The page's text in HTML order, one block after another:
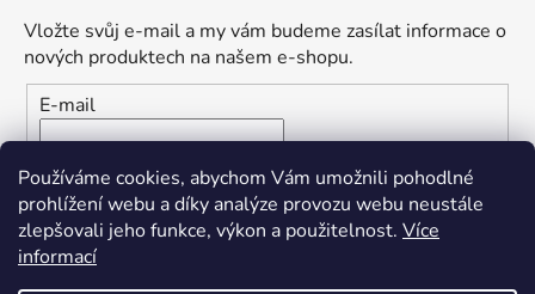
Používáme cookies, abychom Vám umožnili pohodlné
prohlížení webu a díky analýze provozu webu neustále
zlepšovali jeho funkce, výkon a použitelnost. Více
informací
Vložte svůj e-mail a my vám budeme zasílat informace o
nových produktech na našem e-shopu.
E-mail
Vložením e-mailu souhlasíte s
podmínkami ochrany
osobních údajů
PŘIHLÁSIT SE